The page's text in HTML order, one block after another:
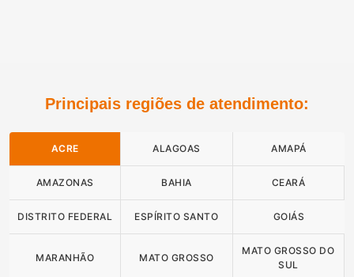
Principais regiões de atendimento:
ACRE ALAGOAS AMAPÁ
AMAZONAS BAHIA CEARÁ
DISTRITO FEDERAL ESPÍRITO SANTO GOIÁS
MARANHÃO MATO GROSSO
MATO GROSSO DO
SUL